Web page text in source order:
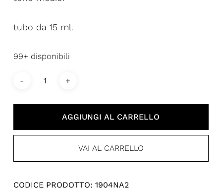
tubo da 15 ml.
99+ disponibili
AGGIUNGI AL CARRELLO
VAI AL CARRELLO
CODICE PRODOTTO: 1904NA2